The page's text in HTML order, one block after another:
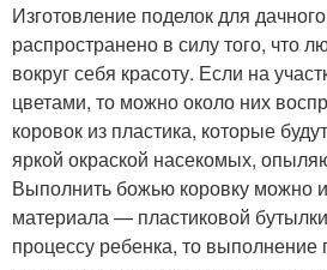
Изготовление поделок для
распространено в силу того, что
вокруг себя красоту. Если на
цветами, то можно около них
коровок из пластика, которые
яркой окраской насекомых,
Выполнить божью коровку можно
материала — пластиковой
процессу ребенка, то выполнение